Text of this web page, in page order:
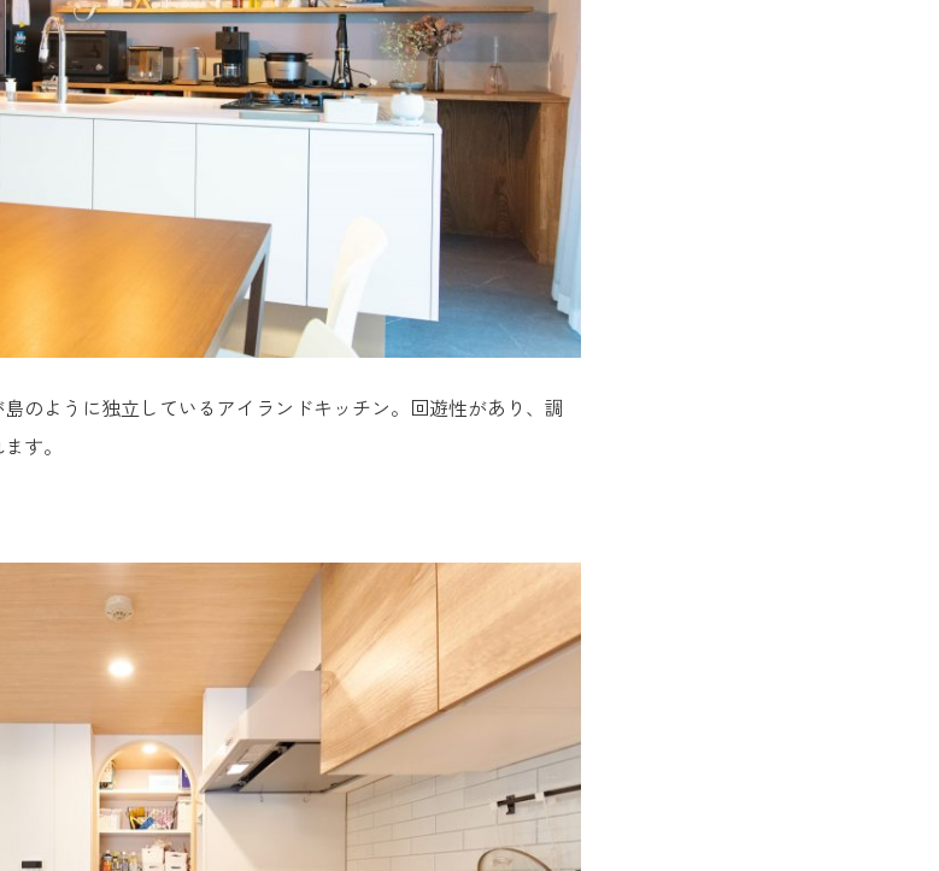
のように独立しているアイランドキッチン。回遊性があり、調
す。